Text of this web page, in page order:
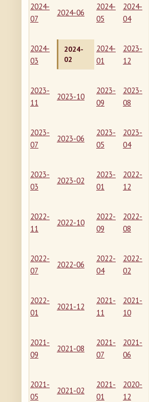
2024-
07
2024-06
2024-
05
2024-
04
2024-
03
2024-
02
2024-
01
2023-
12
2023-
11
2023-10
2023-
09
2023-
08
2023-
07
2023-06
2023-
05
2023-
04
2023-
03
2023-02
2023-
01
2022-
12
2022-
11
2022-10
2022-
09
2022-
08
2022-
07
2022-06
2022-
04
2022-
02
2022-
01
2021-12
2021-
11
2021-
10
2021-
09
2021-08
2021-
07
2021-
06
2021-
05
2021-02
2021-
01
2020-
12